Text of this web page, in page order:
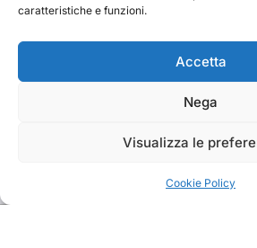
caratteristiche e funzioni.
Accetta
Nega
Visualizza le
Cookie Policy
TRAKS
Dal 2014 musica indipendente